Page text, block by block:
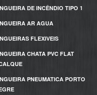
DE INCÊNDIO TIPO 1
AR AGUA
FLEXIVEIS
CHATA PVC FLAT
PNEUMATICA PORTO